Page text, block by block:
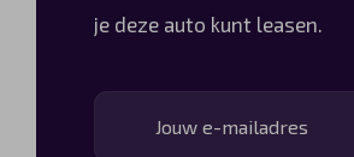
je deze auto kunt leasen.